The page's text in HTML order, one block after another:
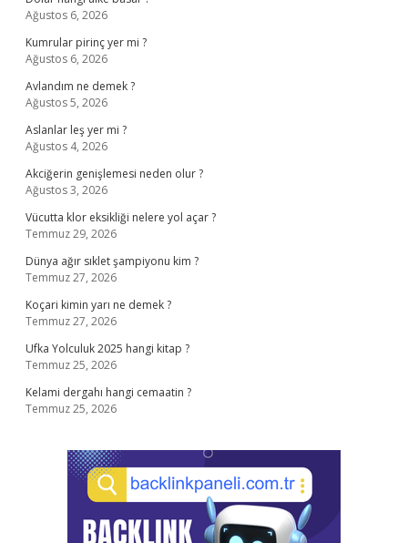
Ağustos 6, 2026
Kumrular pirinç yer mi ?
Ağustos 6, 2026
Avlandım ne demek ?
Ağustos 5, 2026
Aslanlar leş yer mi ?
Ağustos 4, 2026
Akciğerin genişlemesi neden olur ?
Ağustos 3, 2026
Vücutta klor eksikliği nelere yol açar ?
Temmuz 29, 2026
Dünya ağır sıklet şampiyonu kim ?
Temmuz 27, 2026
Koçari kimin yarı ne demek ?
Temmuz 27, 2026
Ufka Yolculuk 2025 hangi kitap ?
Temmuz 25, 2026
Kelami dergahı hangi cemaatin ?
Temmuz 25, 2026